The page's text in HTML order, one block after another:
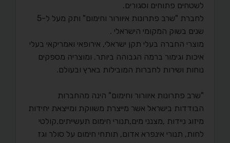
לשטחים פתוחים וסגורים.
לחברת "שרב פתרונות איוורור וחימום" ותק מעל ל-5
שנים בשוק המקומי הישראלי .
מוצרי החברה בעלי תקן ישראלי, אירופאי ואמריקאי בעלי
איכות וגימור ברמה הגבוהה ביותר. ומוצריה מספקים
נוחות ושירות לחברות המובילות בארץ ובעולם.
"שרב פתרונות איוורור וחימום" הינה מהחברות
הבודדות בישראל אשר מייצרת משווקת ומייצאת יחידות
מיזוג ניידות ,מצנני מים,תנורי חימום תעשייתים,קולטי
לחות, תנורי אינפרא אדום, תותחי חימום על סולר וגז